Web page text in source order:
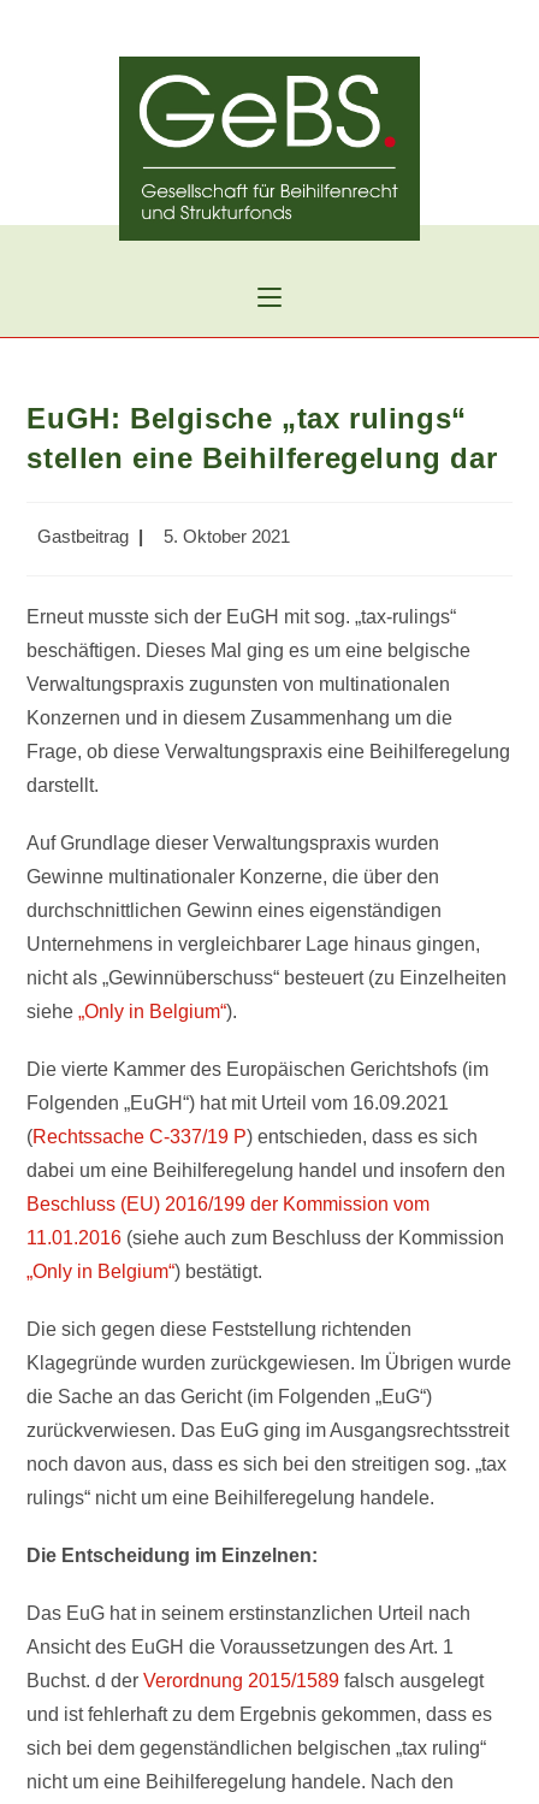
EuGH: Belgische „tax rulings“
stellen eine Beihilferegelung dar
Beitrags-
Gastbeitrag
Beitrag
5. Oktober 2021
Erneut musste sich der EuGH mit sog. „tax-rulings“
beschäftigen. Dieses Mal ging es um eine belgische
Verwaltungspraxis zugunsten von multinationalen
Konzernen und in diesem Zusammenhang um die
Frage, ob diese Verwaltungspraxis eine Beihilferegelung
darstellt.
Auf Grundlage dieser Verwaltungspraxis wurden
Gewinne multinationaler Konzerne, die über den
durchschnittlichen Gewinn eines eigenständigen
Unternehmens in vergleichbarer Lage hinaus gingen,
nicht als „Gewinnüberschuss“ besteuert (zu Einzelheiten
siehe„Only in Belgium“).
Die vierte Kammer des Europäischen Gerichtshofs (im
Folgenden „EuGH“) hat mit Urteil vom 16.09.2021
(Rechtssache C-337/19 P) entschieden, dass es sich
dabei um eine Beihilferegelung handel und insofern den
Beschluss (EU) 2016/199 der Kommission vom
11.01.2016 (siehe auch zum Beschluss der Kommission
„Only in Belgium“) bestätigt.
Die sich gegen diese Feststellung richtenden
Klagegründe wurden zurückgewiesen. Im Übrigen wurde
die Sache an das Gericht (im Folgenden „EuG“)
zurückverwiesen. Das EuG ging im Ausgangsrechtsstreit
noch davon aus, dass es sich bei den streitigen sog. „tax
rulings“ nicht um eine Beihilferegelung handele.
Die Entscheidung im Einzelnen:
Das EuG hat in seinem erstinstanzlichen Urteil nach
Ansicht des EuGH die Voraussetzungen des Art. 1
Buchst. d derVerordnung 2015/1589 falsch ausgelegt
und ist fehlerhaft zu dem Ergebnis gekommen, dass es
sich bei dem gegenständlichen belgischen „tax ruling“
nicht um eine Beihilferegelung handele. Nach den